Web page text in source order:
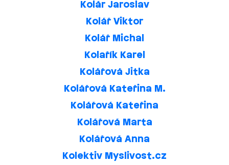
Kolár Jaroslav
Kolář Viktor
Kolář Michal
Kolařík Karel
Kolářová Jitka
Kolářová Kateřina M.
Kolářová Kateřina
Kolářová Marta
Kolářová Anna
Kolektiv Myslivost.cz